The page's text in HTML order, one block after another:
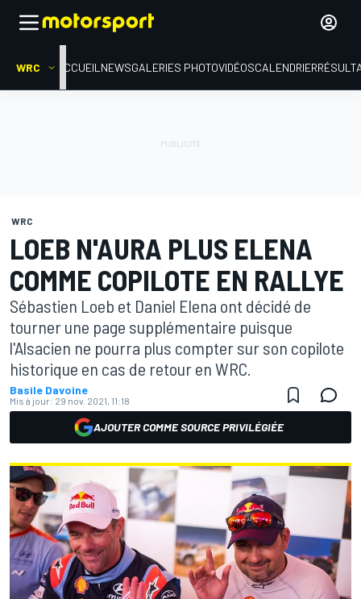
WRC ACCUEIL NEWSGALERIES PHOTOVIDÉOSCALENDRIER
WRC
LOEB N'AURA PLUS ELENA
COMME COPILOTE EN RALLYE
Sébastien Loeb et Daniel Elena ont décidé de
tourner une page supplémentaire puisque
l'Alsacien ne pourra plus compter sur son copilote
historique en cas de retour en WRC.
Basile Davoine
Mis à jour: 29 nov. 2021, 11:18
AJOUTER COMME SOURCE PRIVILÉGIÉE